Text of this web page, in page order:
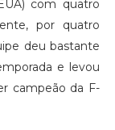
com quatro
por quatro
deu bastante
e levou
campeão da F-